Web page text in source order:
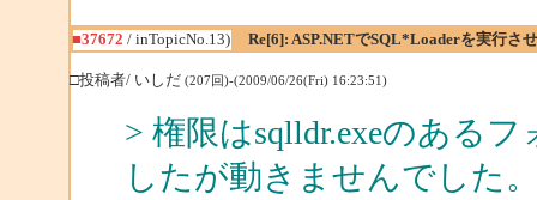
■37672 / inTopicNo.13) Re[6]: ASP.NETでSQL*Loaderを実行さ
□投稿者/ いしだ(207回)-(2009/06/26(Fri) 16:23:51)
> 権限はsqlldr.exeのある
したが動きませんでした